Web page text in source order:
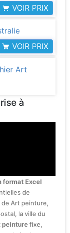
VOIR PRIX
VOIR PRIX
Art
à
format Excel
de
Art peinture,
la ville du
peinturefixe,